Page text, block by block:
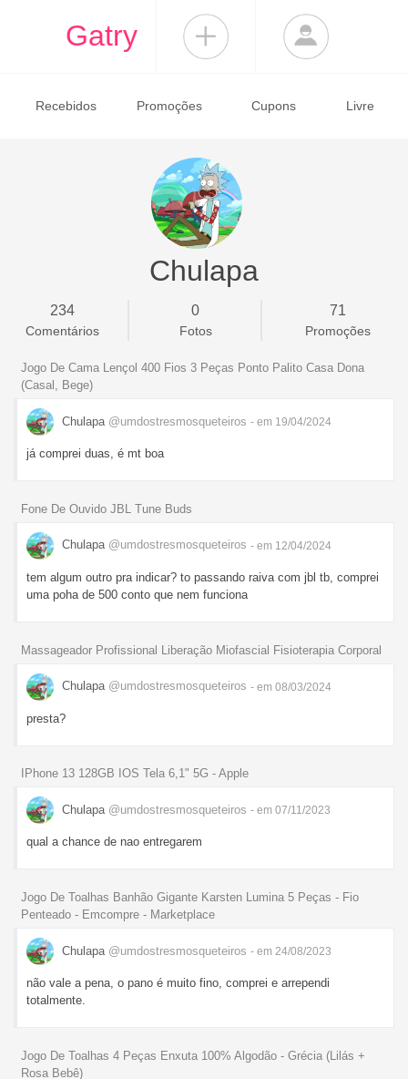
Gatry
Recebidos Promoções Cupons Livre
Chulapa
234
Comentários
0
Fotos
71
Promoções
Jogo De Cama Lençol 400 Fios 3 Peças Ponto Palito Casa Dona
(Casal, Bege)
Chulapa @umdostresmosqueteiros - em 19/04/2024
já comprei duas, é mt boa
Fone De Ouvido JBL Tune Buds
Chulapa @umdostresmosqueteiros - em 12/04/2024
tem algum outro pra indicar? to passando raiva com jbl tb, comprei
uma poha de 500 conto que nem funciona
Massageador Profissional Liberação Miofascial Fisioterapia Corporal
Chulapa @umdostresmosqueteiros - em 08/03/2024
presta?
IPhone 13 128GB IOS Tela 6,1" 5G - Apple
Chulapa @umdostresmosqueteiros - em 07/11/2023
qual a chance de nao entregarem
Jogo De Toalhas Banhão Gigante Karsten Lumina 5 Peças - Fio
Penteado - Emcompre - Marketplace
Chulapa @umdostresmosqueteiros - em 24/08/2023
não vale a pena, o pano é muito fino, comprei e arrependi
totalmente.
Jogo De Toalhas 4 Peças Enxuta 100% Algodão - Grécia (Lilás +
Rosa Bebê)